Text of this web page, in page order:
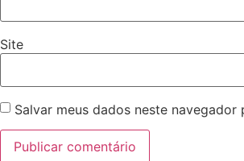
Site
Salvar meus dados neste